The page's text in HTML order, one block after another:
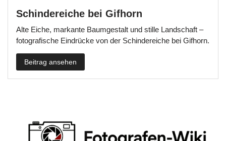
Schindereiche bei Gifhorn
Alte Eiche, markante Baumgestalt und stille Landschaft –
fotografische Eindrücke von der Schindereiche bei Gifhorn.
Beitrag ansehen